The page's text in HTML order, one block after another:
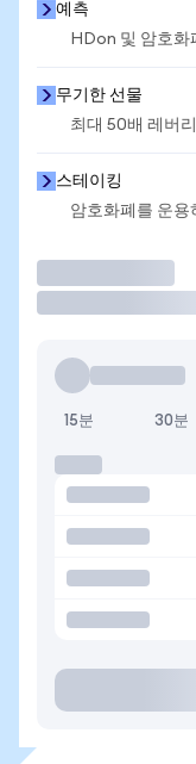
예측
HDon 및 암호화
무기한 선물
최대 50배 레버
스테이킹
암호화폐를 운용
15분 30분